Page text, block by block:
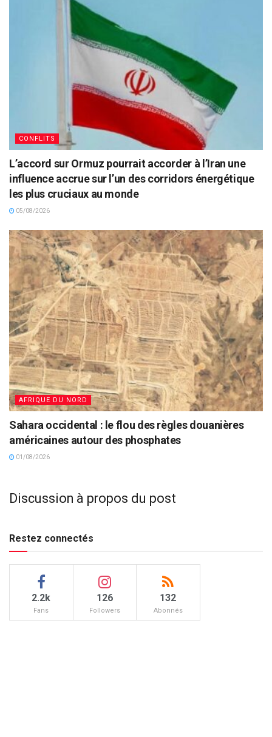
CONFLITS
L’accord sur Ormuz pourrait accorder à l’Iran une
influence accrue sur l’un des corridors énergétique
les plus cruciaux au monde
05/08/2026
AFRIQUE DU NORD
Sahara occidental : le flou des règles douanières
américaines autour des phosphates
01/08/2026
Discussion à propos du post
Restez connectés
2.2k
Fans
126
Followers
132
Abonnés